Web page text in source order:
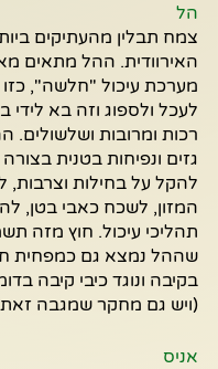
הל
צמח תבלין מהעתיקים
האירוודית. ההל מתאים
מערכת עיכול "חלשה",
לעכל ולספוג וזה בא לידי
רכות ומרובות ושלשולים.
גזים ונפיחות בטנית
להקל על בחילות וצרבות,
המזון, לשכח כאבי בטן,
תהליכי עיכול. חוץ מזה
שההל נמצא גם כמפחית
בקיבה ונוגד כיבי קיבה
(ויש גם מחקר שמגבה
אניס